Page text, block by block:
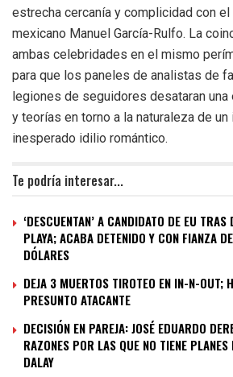
estrecha cercanía y complicidad con
mexicano Manuel García-Rulfo. La
ambas celebridades en el mismo
para que los paneles de analistas de
legiones de seguidores desataran una
y teorías en torno a la naturaleza de
inesperado idilio romántico.
Te podría interesar...
‘DESCUENTAN’ A CANDIDATO DE EU
PLAYA; ACABA DETENIDO Y CON FIANZA
DÓLARES
DEJA 3 MUERTOS TIROTEO EN IN-N-OUT;
PRESUNTO ATACANTE
DECISIÓN EN PAREJA: JOSÉ EDUARDO
RAZONES POR LAS QUE NO TIENE
DALAY